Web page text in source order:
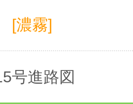
[濃霧]
号進路図